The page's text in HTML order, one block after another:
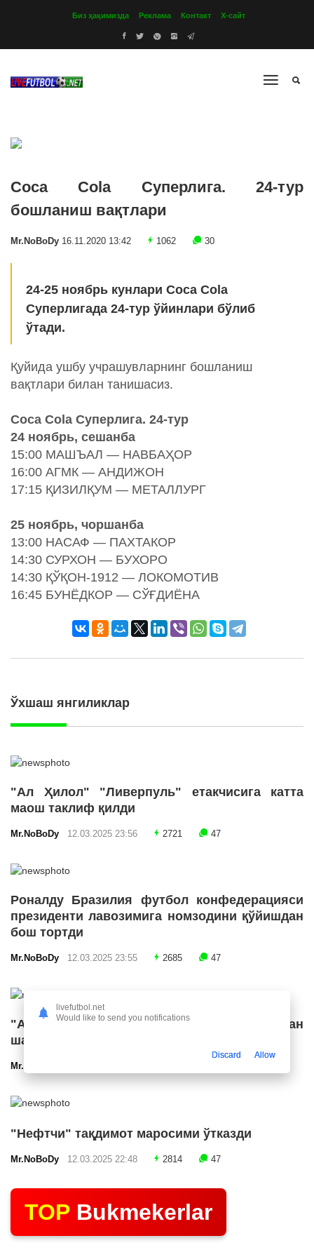
Биз ҳақимизда Реклама Контакт Х-сайт
Coca Cola Суперлига. 24-тур
бошланиш вақтлари
Mr.NoBoDy 16.11.2020 13:42 1062 30
24-25 ноябрь кунлари Coca Cola
Суперлигада 24-тур ўйинлари бўлиб
ўтади.
Қуйида ушбу учрашувларнинг бошланиш
вақтлари билан танишасиз.
Coca Cola Суперлига. 24-тур
24 ноябрь, сешанба
15:00 МАШЪАЛ — НАВБАҲОР
16:00 АГМК — АНДИЖОН
17:15 ҚИЗИЛҚУМ — МЕТАЛЛУРГ
25 ноябрь, чоршанба
13:00 НАСАФ — ПАХТАКОР
14:30 СУРХОН — БУХОРО
14:30 ҚЎҚОН-1912 — ЛОКОМОТИВ
16:45 БУНЁДКОР — СЎҒДИЁНА
Ўхшаш янгиликлар
"Ал Ҳилол" "Ливерпуль" етакчисига катта
маош таклиф қилди
Mr.NoBoDy 12.03.2025 23:56 2721 47
Роналду Бразилия футбол конфедерацияси
президенти лавозимига номзодини қўйишдан
бош тортди
Mr.NoBoDy 12.03.2025 23:55 2685 47
"Арсенал" икки ярим ҳимоячи билан
шартнома имзолашга яқин
Mr.NoBoDy
"Нефтчи" тақдимот маросими ўтказди
Mr.NoBoDy 12.03.2025 22:48 2814 47
TOP Bukmekerlar
livefutbol.net
Would like to send you notifications
Discard Allow